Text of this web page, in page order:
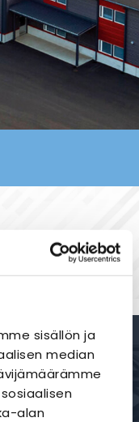
sisällön ja
median
alan